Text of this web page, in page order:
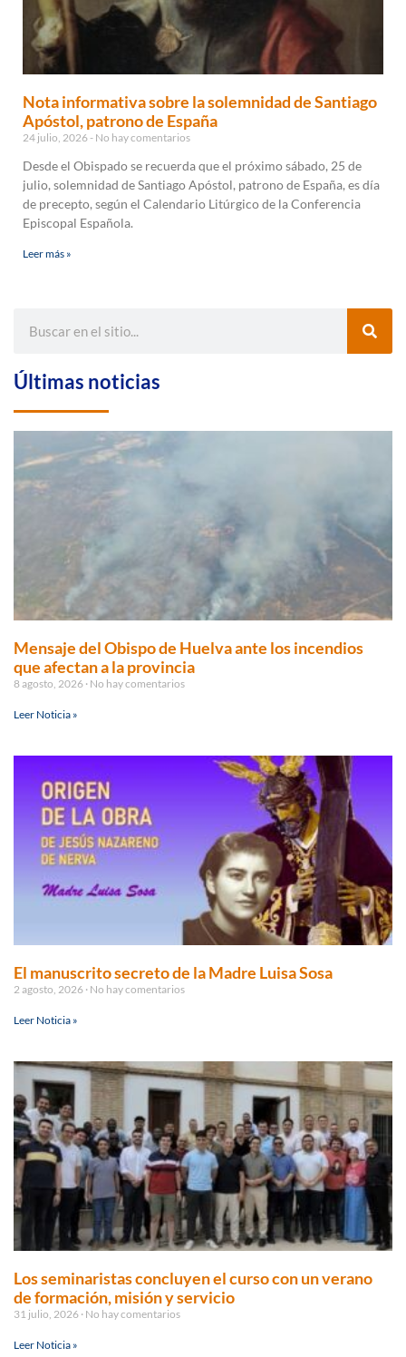
Nota informativa sobre la solemnidad de Santiago
Apóstol, patrono de España
24 julio, 2026 No hay comentarios
Desde el Obispado se recuerda que el próximo sábado, 25 de
julio, solemnidad de Santiago Apóstol, patrono de España, es día
de precepto, según el Calendario Litúrgico de la Conferencia
Episcopal Española.
Leer más »
Últimas noticias
Mensaje del Obispo de Huelva ante los incendios
que afectan a la provincia
8 agosto, 2026 No hay comentarios
Leer Noticia »
El manuscrito secreto de la Madre Luisa Sosa
2 agosto, 2026 No hay comentarios
Leer Noticia »
Los seminaristas concluyen el curso con un verano
de formación, misión y servicio
31 julio, 2026 No hay comentarios
Leer Noticia »